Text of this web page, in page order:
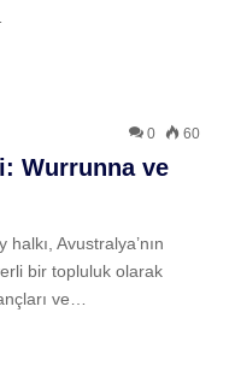
0 60
Wurrunna ve
Avustralya’nın
bir topluluk olarak
ve…